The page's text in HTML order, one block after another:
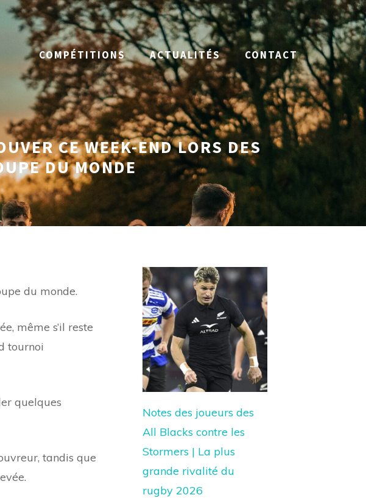
COMPÉTITIONS ACTUALITÉS CONTACT
CE WEEK-END LORS DES
DU MONDE
du monde.
même s’il reste
tournoi
quelques
tandis que
Notes des joueurs des
All Blacks contre les
Stormers | La plus
grande rivalité du
rugby 2026